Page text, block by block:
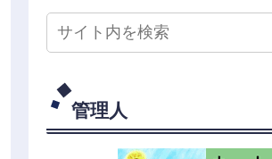
管理人